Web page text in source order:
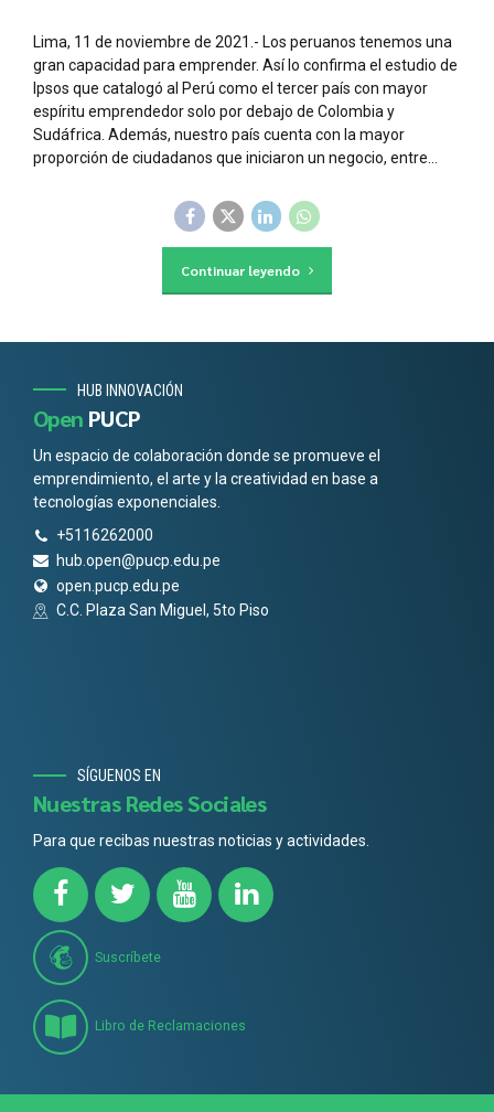
Lima, 11 de noviembre de 2021.- Los peruanos tenemos una
gran capacidad para emprender. Así lo confirma el estudio de
Ipsos que catalogó al Perú como el tercer país con mayor
espíritu emprendedor solo por debajo de Colombia y
Sudáfrica. Además, nuestro país cuenta con la mayor
proporción de ciudadanos que iniciaron un negocio, entre...
Continuar leyendo
HUB INNOVACIÓN
Open PUCP
Un espacio de colaboración donde se promueve el
emprendimiento, el arte y la creatividad en base a
tecnologías exponenciales.
+5116262000
hub.open@pucp.edu.pe
open.pucp.edu.pe
C.C. Plaza San Miguel, 5to Piso
SÍGUENOS EN
Nuestras Redes Sociales
Para que recibas nuestras noticias y actividades.
Suscríbete
Libro de Reclamaciones